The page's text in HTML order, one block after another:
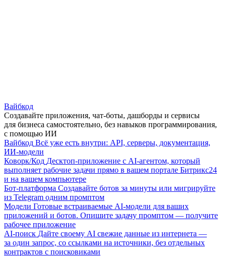
Вайбкод
Создавайте приложения, чат-боты, дашборды и сервисы
для бизнеса самостоятельно, без навыков программирования,
с помощью ИИ
Вайбкод Всё уже есть внутри: API, серверы, документация,
ИИ-модели
Коворк/Код Десктоп-приложение с AI-агентом, который
выполняет рабочие задачи прямо в вашем портале Битрикс24
и на вашем компьютере
Бот-платформа Создавайте ботов за минуты или мигрируйте
из Telegram одним промптом
Модели Готовые встраиваемые AI-модели для ваших
приложений и ботов. Опишите задачу промптом — получите
рабочее приложение
AI-поиск Дайте своему AI свежие данные из интернета —
за один запрос, со ссылками на источники, без отдельных
контрактов с поисковиками